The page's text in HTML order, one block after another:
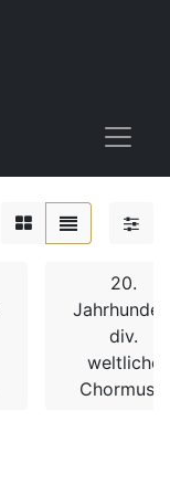
20.
div.
weltliche
Chormusik